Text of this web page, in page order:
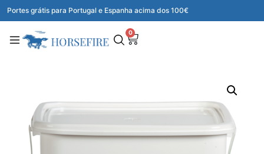
Portes grátis para Portugal e Espanha acima dos 100€
0